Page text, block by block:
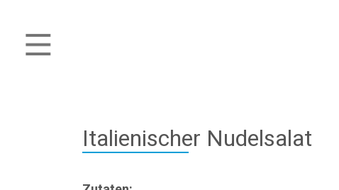
Italienischer Nudelsalat